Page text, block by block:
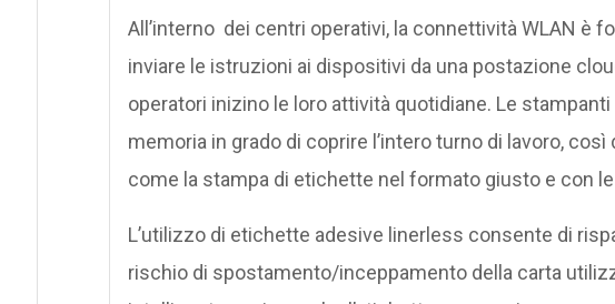
All’interno dei centri operativi, la connettività WLAN è
inviare le istruzioni ai dispositivi da una postazione
operatori inizino le loro attività quotidiane. Le
memoria in grado di coprire l’intero turno di lavoro,
come la stampa di etichette nel formato giusto e con
L’utilizzo di etichette adesive linerless consente di
rischio di spostamento/inceppamento della carta